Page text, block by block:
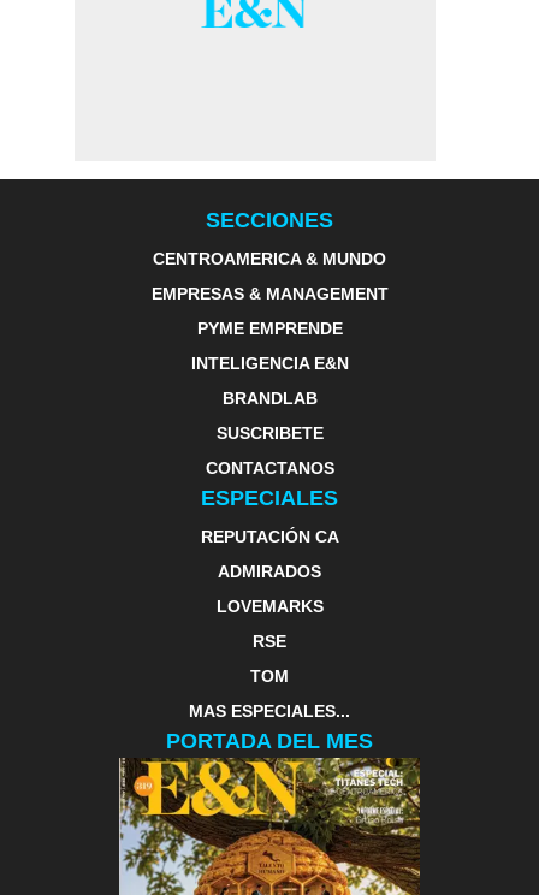
SECCIONES
CENTROAMERICA & MUNDO
EMPRESAS & MANAGEMENT
PYME EMPRENDE
INTELIGENCIA E&N
BRANDLAB
SUSCRIBETE
CONTACTANOS
ESPECIALES
REPUTACIÓN CA
ADMIRADOS
LOVEMARKS
RSE
TOM
MAS ESPECIALES...
PORTADA DEL MES